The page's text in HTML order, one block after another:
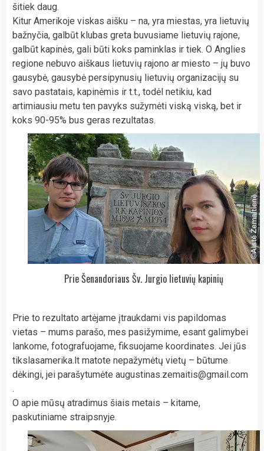
šitiek daug.
Kitur Amerikoje viskas aišku – na, yra miestas, yra lietuvių
bažnyčia, galbūt klubas greta buvusiame lietuvių rajone,
galbūt kapinės, gali būti koks paminklas ir tiek. O Anglies
regione nebuvo aiškaus lietuvių rajono ar miesto – jų buvo
gausybė, gausybė persipynusių lietuvių organizacijų su
savo pastatais, kapinėmis ir t.t., todėl netikiu, kad
artimiausiu metu ten pavyks sužymėti viską viską, bet ir
koks 90-95% bus geras rezultatas.
Prie Šenandoriaus Šv. Jurgio lietuvių kapinių
Prie to rezultato artėjame įtraukdami vis papildomas
vietas – mums parašo, mes pasižymime, esant galimybei
lankome, fotografuojame, fiksuojame koordinates. Jei jūs
tikslasamerika.lt matote nepažymėtų vietų – būtume
dėkingi, jei parašytumėte augustinas.zemaitis@gmail.com
.
O apie mūsų atradimus šiais metais – kitame,
paskutiniame straipsnyje.